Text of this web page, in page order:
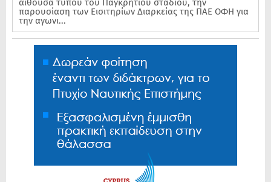
αίθουσα τύπου του Παγκρητίου σταδίου, την
παρουσίαση των Εισιτηρίων Διαρκείας της ΠΑΕ ΟΦΗ για
την αγωνι...